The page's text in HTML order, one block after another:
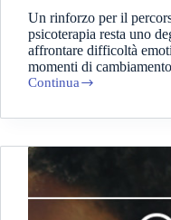
Un rinforzo per il
psicoterapia resta uno
affrontare difficoltà
momenti di
Continua
Psicoterapia
Musica